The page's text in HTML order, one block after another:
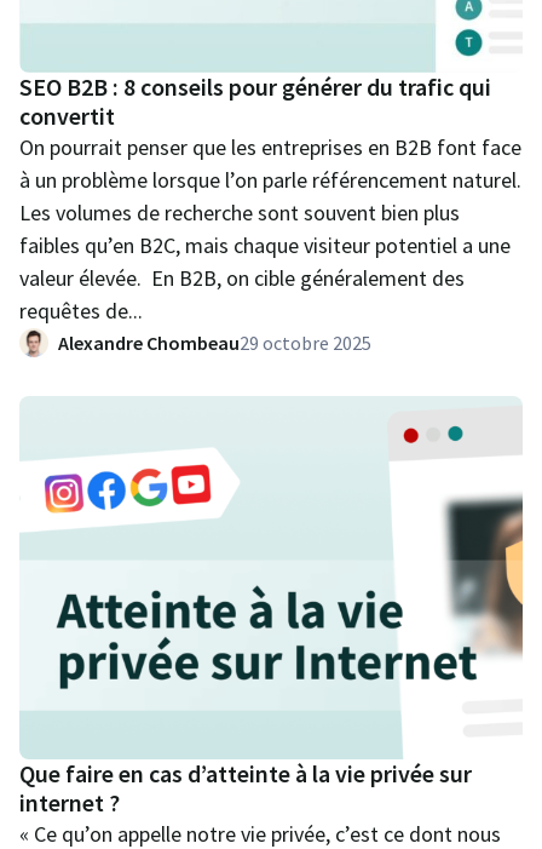
SEO B2B : 8 conseils pour générer du trafic qui
convertit
On pourrait penser que les entreprises en B2B font face
à un problème lorsque l’on parle référencement naturel.
Les volumes de recherche sont souvent bien plus
faibles qu’en B2C, mais chaque visiteur potentiel a une
valeur élevée. En B2B, on cible généralement des
requêtes de...
Alexandre Chombeau29 octobre 2025
Que faire en cas d’atteinte à la vie privée sur
internet ?
« Ce qu’on appelle notre vie privée, c’est ce dont nous